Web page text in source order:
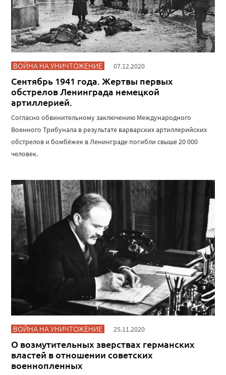
ВОЙНА НА УНИЧТОЖЕНИЕ 07.12.2020
Сентябрь 1941 года. Жертвы первых
обстрелов Ленинграда немецкой
артиллерией.
Согласно обвинительному заключению Международного
Военного Трибунала в результате варварских артиллерийских
обстрелов и бомбёжек в Ленинграде погибли свыше 20 000
человек.
ВОЙНА НА УНИЧТОЖЕНИЕ 25.11.2020
О возмутительных зверствах германских
властей в отношении советских
военнопленных